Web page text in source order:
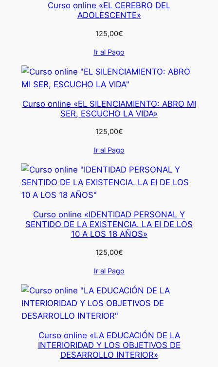
Curso online «EL CEREBRO DEL
ADOLESCENTE»
125,00€
Ir al Pago
Curso online «EL SILENCIAMIENTO: ABRO MI
SER, ESCUCHO LA VIDA»
125,00€
Ir al Pago
Curso online «IDENTIDAD PERSONAL Y
SENTIDO DE LA EXISTENCIA. LA EI DE LOS
10 A LOS 18 AÑOS»
125,00€
Ir al Pago
Curso online «LA EDUCACIÓN DE LA
INTERIORIDAD Y LOS OBJETIVOS DE
DESARROLLO INTERIOR»